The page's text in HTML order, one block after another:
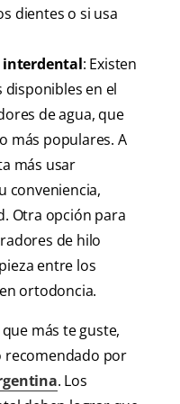
dientes o si usa
interdental: Existen
en el
de agua, que
más populares. A
más usar
conveniencia,
Otra opción para
de hilo
entre los
ortodoncia.
más te guste,
recomendado por
. Los